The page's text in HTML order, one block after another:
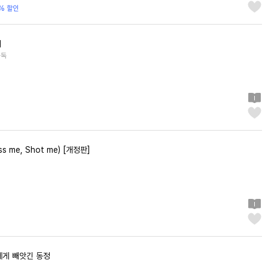
할인
me, Shot me) [개정판]
빼앗긴 동정